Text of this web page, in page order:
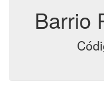
Barrio